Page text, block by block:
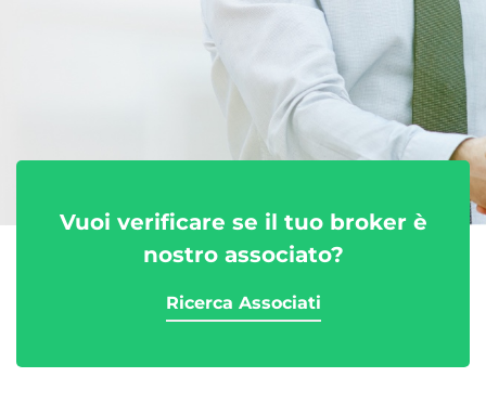
Vuoi verificare se il tuo broker è
nostro associato?
Ricerca Associati